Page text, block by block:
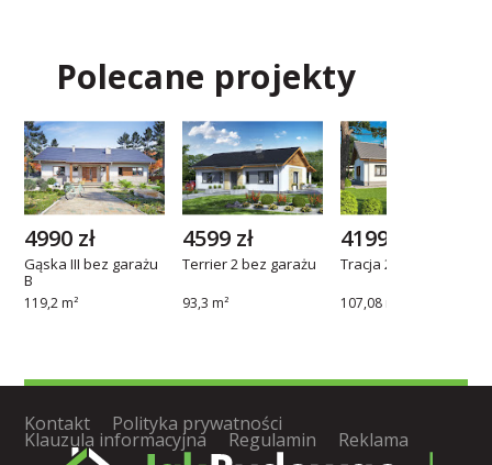
Polecane projekty
Gąska III bez garażu
B
119,2 m²
4990 zł
Terrier 2 bez garażu
93,3 m²
4599 zł
Tracja 2 G1
107,08 m²
4199 zł
Kontakt Polityka prywatności
Klauzula informacyjna Regulamin Reklama